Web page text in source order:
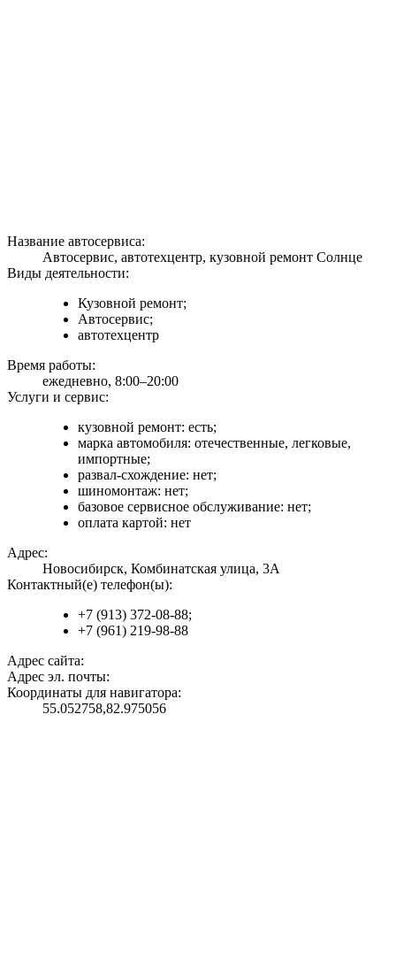
Название автосервиса:
Автосервис, автотехцентр, кузовной ремонт Солнце
Виды деятельности:
Кузовной ремонт;
Автосервис;
автотехцентр
Время работы:
ежедневно, 8:00–20:00
Услуги и сервис:
кузовной ремонт: есть;
марка автомобиля: отечественные, легковые,
импортные;
развал-схождение: нет;
шиномонтаж: нет;
базовое сервисное обслуживание: нет;
оплата картой: нет
Адрес:
Новосибирск, Комбинатская улица, 3А
Контактный(е) телефон(ы):
+7 (913) 372-08-88;
+7 (961) 219-98-88
Адрес сайта:
Адрес эл. почты:
Координаты для навигатора:
55.052758,82.975056